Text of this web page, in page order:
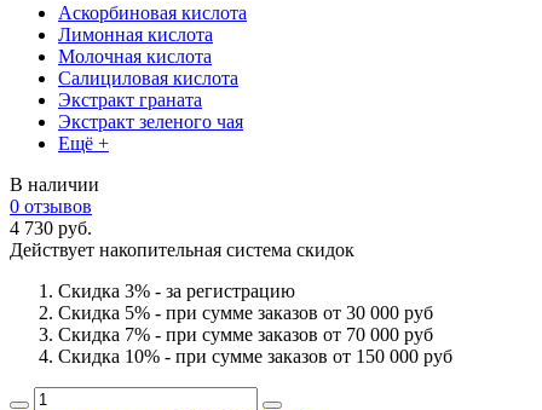
Аскорбиновая кислота
Лимонная кислота
Молочная кислота
Салициловая кислота
Экстракт граната
Экстракт зеленого чая
Ещё +
В наличии
0 отзывов
4 730 руб.
Действует накопительная система скидок
Скидка 3% - за регистрацию
Скидка 5% - при сумме заказов от 30 000 руб
Скидка 7% - при сумме заказов от 70 000 руб
Скидка 10% - при сумме заказов от 150 000 руб